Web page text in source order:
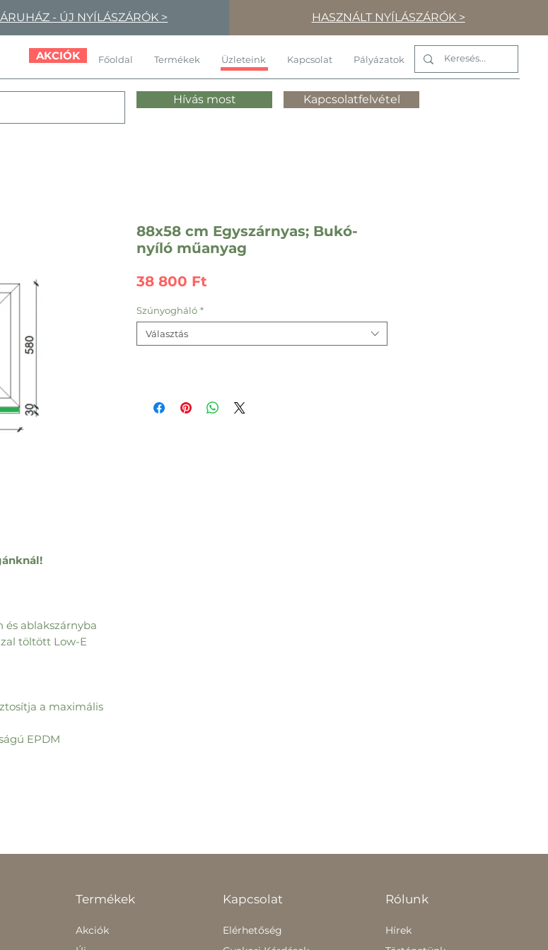
- ÚJ NYÍLÁSZÁRÓK > HASZNÁLT NYÍLÁSZÁRÓK >
AKCIÓK Főoldal Termékek Üzleteink Kapcsolat Pályázatok
Hívás most Kapcsolatfelvétel
és ablakszárnyba
töltött Low-E
a maximális
EPDM
88x58 cm Egyszárnyas; Bukó-
nyíló műanyag
38 800 Ft
Szúnyogháló *
Választás
Termékek
Akciók
Kapcsolat
Elérhetőség
Rólunk
Hírek